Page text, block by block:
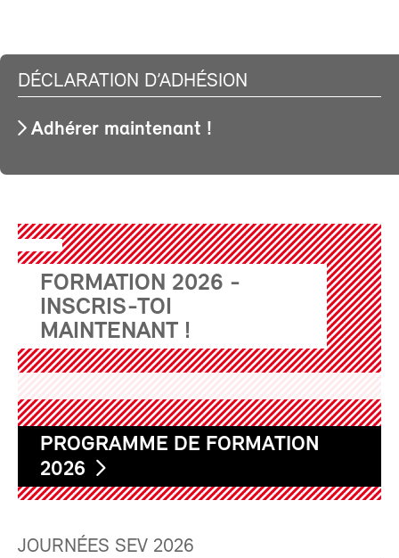
DÉCLARATION D’ADHÉSION
Adhérer maintenant !
FORMATION 2026 -
INSCRIS-TOI
MAINTENANT !
PROGRAMME DE FORMATION
2026
JOURNÉES SEV 2026